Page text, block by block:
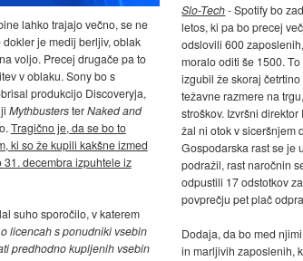
lahko trajajo večno, se ne
je medij berljiv, oblak
voljo. Precej drugače pa to
v oblaku. Sony bo s
produkcijo Discoveryja,
MythbustersterNaked and
Tragično je, da se bo to
ki so že kupili kakšne izmed
decembra izpuhtele iz
suho sporočilo, v katerem
licencah s ponudniki vsebin
predhodno kupljenih vsebin
Slo-Tech- Spotify bo
letos, ki pa bo precej
odslovili 600
moralo oditi še 1500.
izgubil že skoraj
težavne razmere na
stroškov. Izvršni
žal ni otok v siceršnjem
Gospodarska rast se je
podražil, rast naročnin
odpustili 17 odstotkov
povprečju pet plač
Dodaja, da bo med
in marljivih zaposlenih,